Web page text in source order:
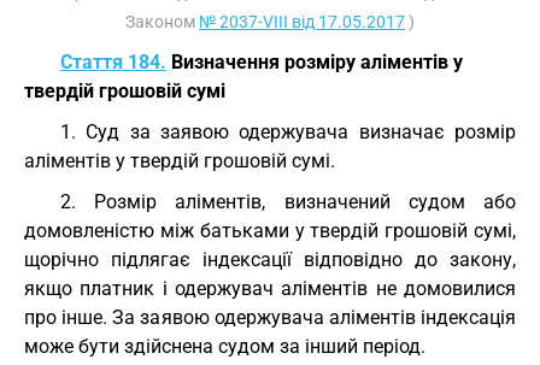
Законом № 2037-VIII від 17.05.2017)
Стаття 184. Визначення розміру аліментів у
твердій грошовій сумі
1. Суд за заявою одержувача визначає розмір
аліментів у твердій грошовій сумі.
2. Розмір аліментів, визначений судом або
домовленістю між батьками у твердій грошовій сумі,
щорічно підлягає індексації відповідно до закону,
якщо платник і одержувач аліментів не домовилися
про інше. За заявою одержувача аліментів індексація
може бути здійснена судом за інший період.